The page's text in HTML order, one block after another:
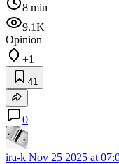
8 min
9.1K
Opinion
+1
41
0
ira-k Nov 25 2025 at